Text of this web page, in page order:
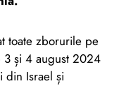
toate zborurile pe
3 și 4 august 2024
din Israel și